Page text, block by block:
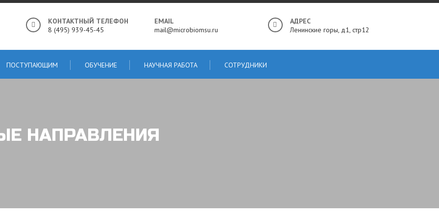
КОНТАКТНЫЙ ТЕЛЕФОН
8 (495) 939-45-45
EMAIL
mail@microbiomsu.ru
АДРЕС
Ленинские горы, д1, стр12
ПОСТУПАЮЩИМ ОБУЧЕНИЕ НАУЧНАЯ РАБОТА СОТРУДНИКИ
НАПРАВЛЕНИЯ